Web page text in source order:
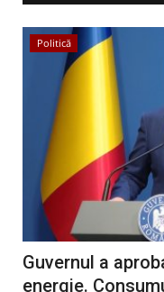
Politică
Guvernul a
energie.